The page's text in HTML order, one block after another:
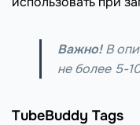
Важно!В
не более 5-
TubeBuddy Tags